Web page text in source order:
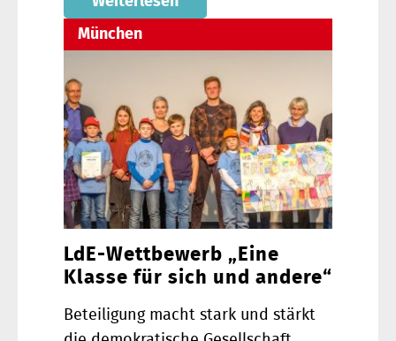
München
LdE-Wettbewerb „Eine
Klasse für sich und andere“
Beteiligung macht stark und stärkt